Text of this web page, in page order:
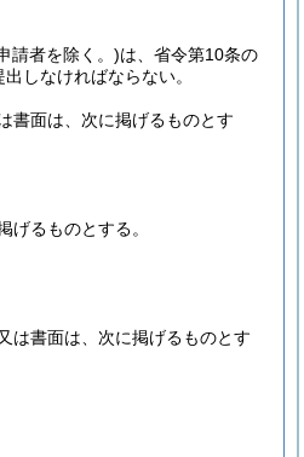
請者を除く。)は、省令第10条の
しなければならない。
書面は、次に掲げるものとす
るものとする。
は書面は、次に掲げるものとす